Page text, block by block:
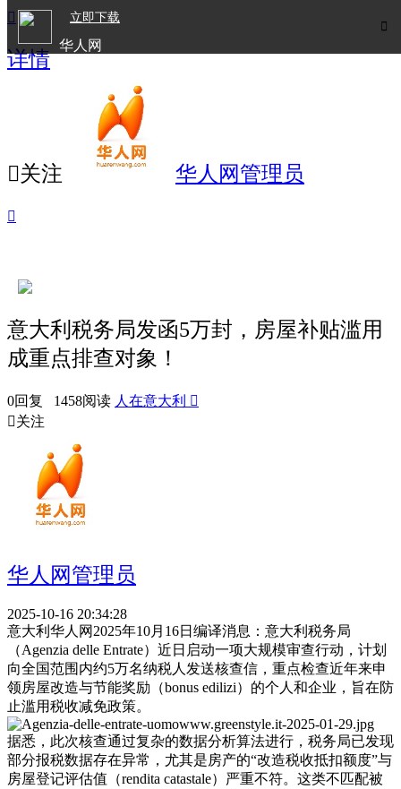

立即下载
华人网

详情
关注 华人网管理员

意大利税务局发函5万封，房屋补贴滥用
成重点排查对象！
0回复 1458阅读 人在意大利 
关注
华人网管理员
2025-10-16 20:34:28
意大利华人网2025年10月16日编译消息：意大利税务局
（Agenzia delle Entrate）近日启动一项大规模审查行动，计划
向全国范围内约5万名纳税人发送核查信，重点检查近年来申
领房屋改造与节能奖励（bonus edilizi）的个人和企业，旨在防
止滥用税收减免政策。
据悉，此次核查通过复杂的数据分析算法进行，税务局已发现
部分报税数据存在异常，尤其是房产的“改造税收抵扣额度”与
房屋登记评估值（rendita catastale）严重不符。这类不匹配被